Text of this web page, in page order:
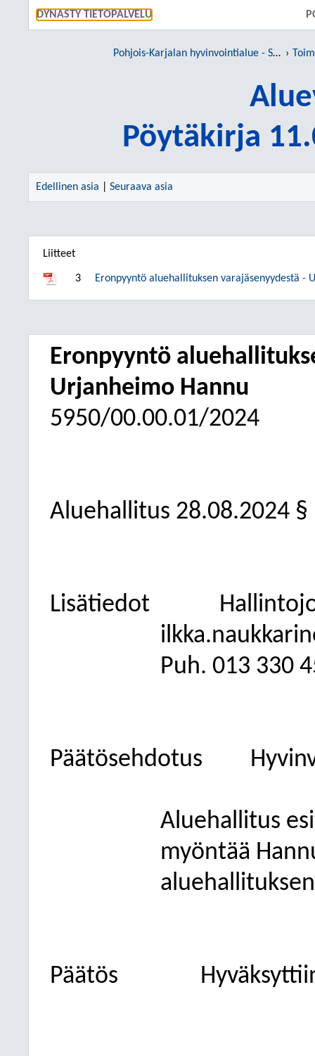
DYNASTY TIETOPALVELU SIIRRY
Pohjois-Karjalan hyvinvointialue - Siun sote
Pöytäkirja
Edellinen asia Seuraava asia
Liitteet
3 Eronpyyntö aluehallituksen varajäsenyydestä -
Eronpyyntö
Urjanheimo Hannu
5950/00.00.01/2024
Aluehallitus 28.08.2024 §
Lisätiedot
Puh. 013 330
Päätösehdotus
Aluehallitus
myöntää
Päätös